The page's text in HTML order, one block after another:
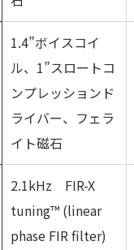
1.4”ボイスコイ
ル、1”スロートコ
ンプレッションド
ライバー、フェラ
イト磁石
2.1kHz FIR-X
tuning™ (linear
phase FIR filter)